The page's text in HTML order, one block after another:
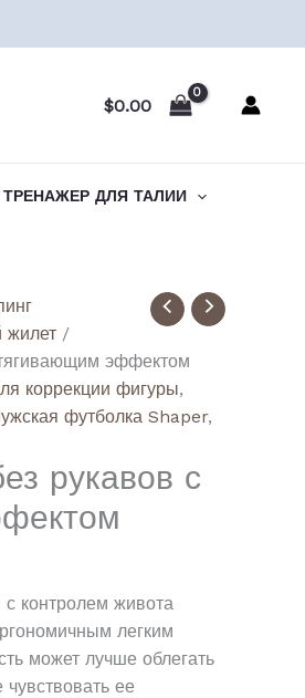
$0.00
ТРЕНАЖЕР ДЛЯ ТАЛИИ
жилет /
эффектом
коррекции фигуры,
футболка Shaper,
рукавов с
контролем живота
легким
может лучше облегать
ее